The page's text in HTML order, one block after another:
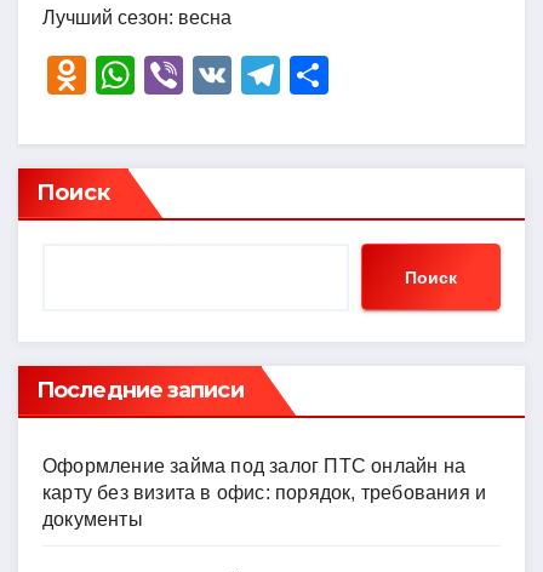
Лучший сезон: весна
O
n
o
kl
ni
ki
W
at
s
A
Vi
er
V
T
e
a
р
в
ть
Поиск
Поиск
Последние записи
Оформление займа под залог ПТС онлайн на
карту без визита в офис: порядок, требования и
документы